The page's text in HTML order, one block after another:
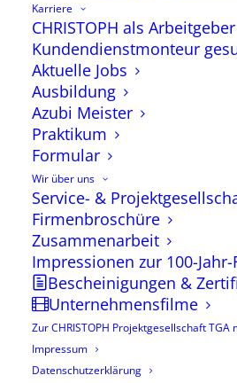
Karriere
CHRISTOPH als Arbeitgeber
Kundendienstmonteur
Aktuelle Jobs
Ausbildung
Azubi Meister
Praktikum
Formular
Wir über uns
Service- &
Firmenbroschüre
Zusammenarbeit
Impressionen zur 100-Jahr-
Bescheinigungen &
Unternehmensfilme
Zur CHRISTOPH Projektgesellschaft TGA
Impressum
Datenschutzerklärung
in diesen Bereichen sind
Sanitär